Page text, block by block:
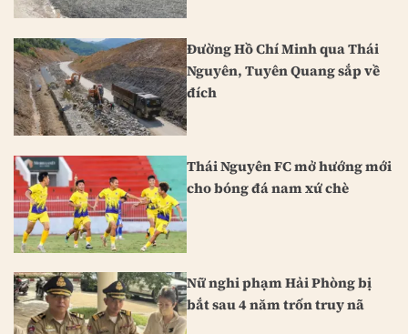
Đường Hồ Chí Minh qua Thái
Nguyên, Tuyên Quang sắp về
đích
Thái Nguyên FC mở hướng mới
cho bóng đá nam xứ chè
Nữ nghi phạm Hải Phòng bị
bắt sau 4 năm trốn truy nã